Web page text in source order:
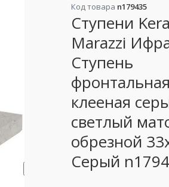
Код товара n179435
Ступени
Marazzi
Ступень
фронтальная
клееная
светлый
обрезной
Серый